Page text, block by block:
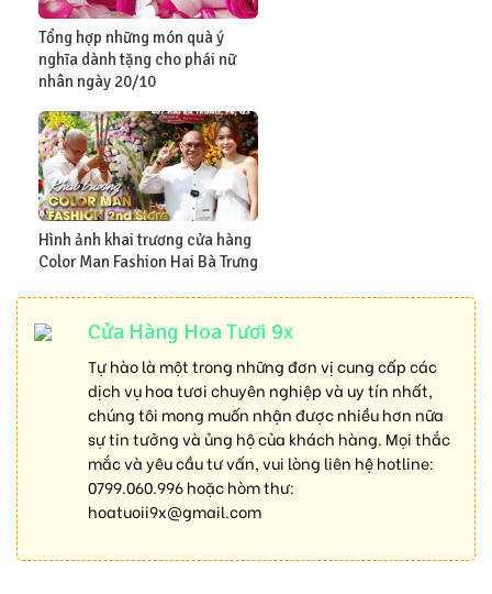
Tổng hợp những món quà ý
nghĩa dành tặng cho phái nữ
nhân ngày 20/10
Hình ảnh khai trương cửa hàng
Color Man Fashion Hai Bà Trưng
Cửa Hàng Hoa Tươi 9x
Tự hào là một trong những đơn vị cung cấp các
dịch vụ hoa tươi chuyên nghiệp và uy tín nhất,
chúng tôi mong muốn nhận được nhiều hơn nữa
sự tin tưởng và ủng hộ của khách hàng. Mọi thắc
mắc và yêu cầu tư vấn, vui lòng liên hệ hotline:
0799.060.996hoặc hòm thư:
hoatuoii9x@gmail.com